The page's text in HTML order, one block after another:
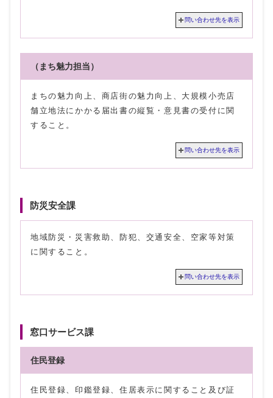
問い合わせ先を表示
（まち魅力担当）
まちの魅力向上、商店街の魅力向上、大規模小売店
舗立地法にかかる届出書の縦覧・意見書の受付に関
すること。
問い合わせ先を表示
防災安全課
地域防災・災害救助、防犯、交通安全、空家等対策
に関すること。
問い合わせ先を表示
窓口サービス課
住民登録
住民登録、印鑑登録、住居表示に関すること及び証